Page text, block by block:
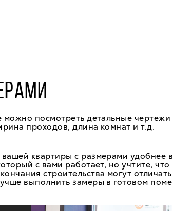
можно посмотреть детальные чертежи
проходов, длина комнат и т.д.
квартиры с размерами удобнее
с вами работает, но учтите, что
строительства могут
выполнить замеры в готовом